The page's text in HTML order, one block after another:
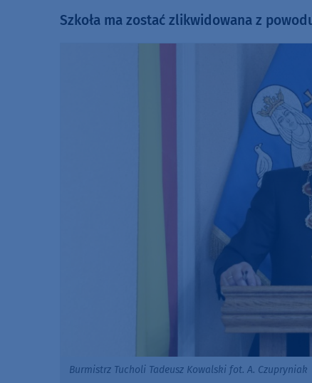
Szkoła ma zostać zlikwidowana z
Burmistrz Tucholi Tadeusz Kowalski fot. A. Czupryniak